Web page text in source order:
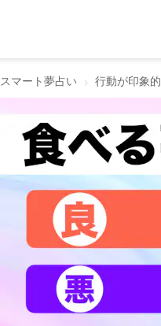
スマート夢占い 行動が印象